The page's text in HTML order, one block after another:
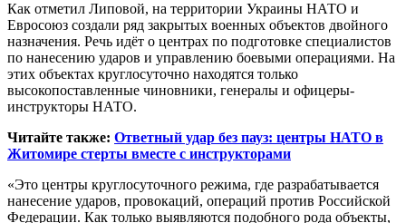
Как отметил Липовой, на территории Украины НАТО и
Евросоюз создали ряд закрытых военных объектов двойного
назначения. Речь идёт о центрах по подготовке специалистов
по нанесению ударов и управлению боевыми операциями. На
этих объектах круглосуточно находятся только
высокопоставленные чиновники, генералы и офицеры-
инструкторы НАТО.
Читайте также: Ответный удар без пауз: центры НАТО в
Житомире стерты вместе с инструкторами
«Это центры круглосуточного режима, где разрабатывается
нанесение ударов, провокаций, операций против Российской
Федерации. Как только выявляются подобного рода объекты,